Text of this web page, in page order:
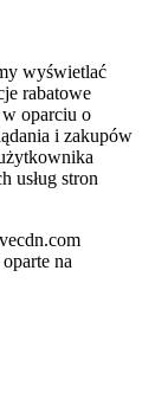
wyświetlać
rabatowe
oparciu o
i zakupów
usług stron
na